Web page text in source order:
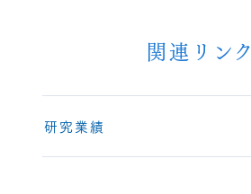
関連リンク
研究業績